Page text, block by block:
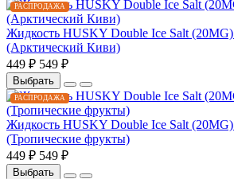
РАСПРОДАЖА
Жидкость HUSKY Double Ice Salt
(Арктический Киви)
449 ₽ 549 ₽
Выбрать
РАСПРОДАЖА
Жидкость HUSKY Double Ice Salt
(Тропические фрукты)
449 ₽ 549 ₽
Выбрать